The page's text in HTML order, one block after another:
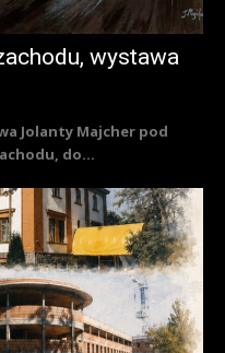
wystawa
Jolanty Majcher pod
do...